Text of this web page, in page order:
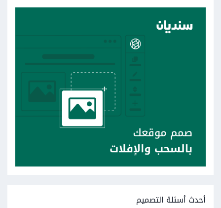
أحدث أسئلة التصميم